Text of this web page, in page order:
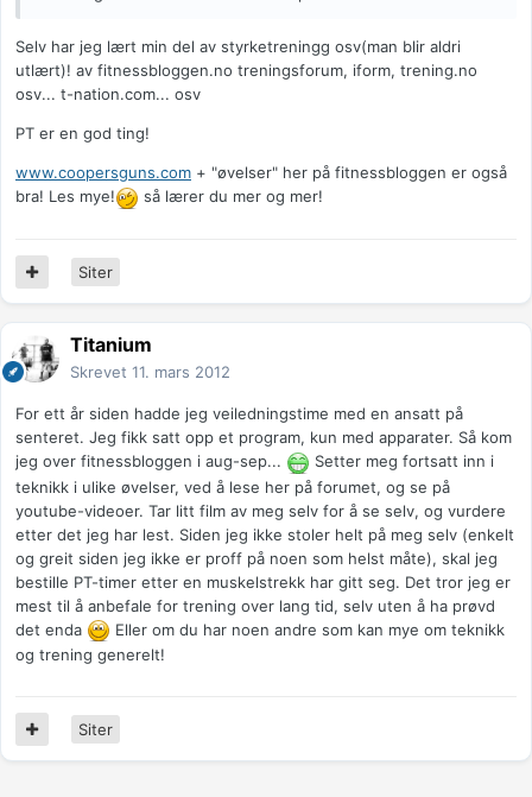
Selv har jeg lært min del av styrketreningg osv(man blir aldri
utlært)! av fitnessbloggen.no treningsforum, iform, trening.no
osv... t-nation.com... osv
PT er en god ting!
www.coopersguns.com + "øvelser" her på fitnessbloggen er også
bra! Les mye!
så lærer du mer og mer!
Siter
Titanium
Skrevet 11. mars 2012
For ett år siden hadde jeg veiledningstime med en ansatt på
senteret. Jeg fikk satt opp et program, kun med apparater. Så kom
jeg over fitnessbloggen i aug-sep...
Setter meg fortsatt inn i
teknikk i ulike øvelser, ved å lese her på forumet, og se på
youtube-videoer. Tar litt film av meg selv for å se selv, og vurdere
etter det jeg har lest. Siden jeg ikke stoler helt på meg selv (enkelt
og greit siden jeg ikke er proff på noen som helst måte), skal jeg
bestille PT-timer etter en muskelstrekk har gitt seg. Det tror jeg er
mest til å anbefale for trening over lang tid, selv uten å ha prøvd
det enda
Eller om du har noen andre som kan mye om teknikk
og trening generelt!
Siter